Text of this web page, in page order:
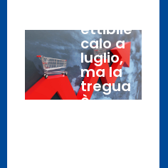
ettibile
calo a
luglio,
ma la
tregua
è